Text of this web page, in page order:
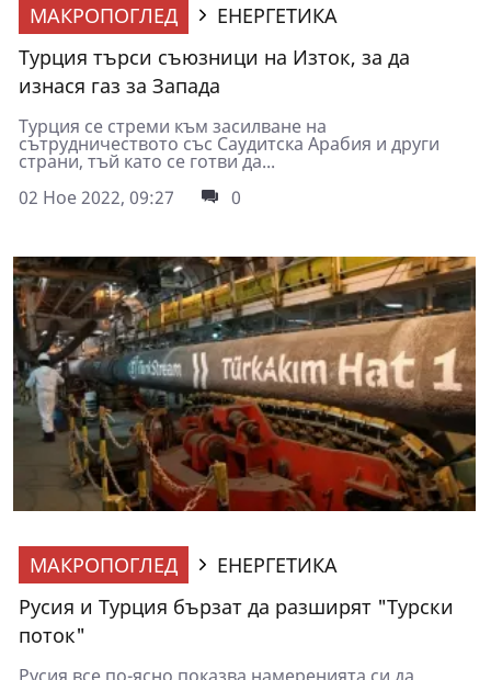
МАКРОПОГЛЕД
ЕНЕРГЕТИКА
Турция търси съюзници на Изток, за да
изнася газ за Запада
Турция се стреми към засилване на
сътрудничеството със Саудитска Арабия и други
страни, тъй като се готви да...
02 Ное 2022, 09:27
0
МАКРОПОГЛЕД
ЕНЕРГЕТИКА
Русия и Турция бързат да разширят "Турски
поток"